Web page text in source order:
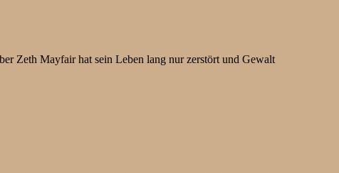
Zeth Mayfair hat sein Leben lang nur zerstört und Gewalt